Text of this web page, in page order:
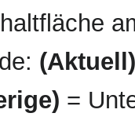
(Aktuell)
=